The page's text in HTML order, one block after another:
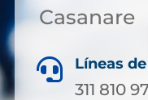
Casanare
 Líneas
311 810